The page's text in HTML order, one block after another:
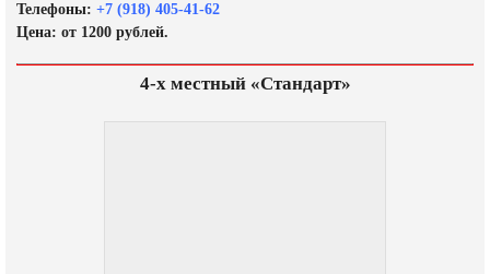
Телефоны: +7 (918) 405-41-62
Цена: от 1200 рублей.
4-х местный «Стандарт»